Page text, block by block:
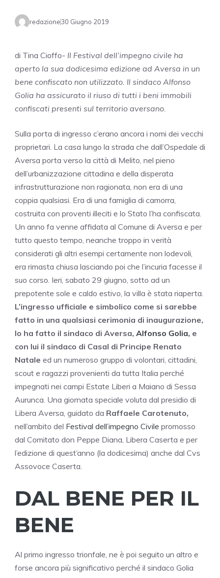
redazione30 Giugno 2019
di Tina Cioffo- Il Festival dell’impegno civile ha
aperto la sua dodicesima edizione ad Aversa in un
bene confiscato non utilizzato. Il sindaco Alfonso
Golia ha assicurato il riuso di tutti i beni immobili
confiscati presenti sul territorio aversano.
Sulla porta di ingresso c’erano ancora i nomi dei vecchi
proprietari. La casa lungo la strada che dall’Ospedale di
Aversa porta verso la città di Melito, nel pieno
dell’urbanizzazione cittadina e della disperata
infrastrutturazione non ragionata, non era di una
coppia qualsiasi. Era di una famiglia di camorra,
costruita con proventi illeciti e lo Stato l’ha confiscata.
Un anno fa venne affidata al Comune di Aversa e per
tutto questo tempo, neanche troppo in verità
considerati gli altri esempi certamente non lodevoli,
era rimasta chiusa lasciando poi che l’incuria facesse il
suo corso. Ieri, sabato 29 giugno, sotto ad un
prepotente sole e caldo estivo, la villa è stata riaperta.
L’ingresso ufficiale e simbolico come si sarebbe
fatto in una qualsiasi cerimonia di inaugurazione,
lo ha fatto il sindaco di Aversa, Alfonso Golia, e
con lui il sindaco di Casal di Principe Renato
Natale ed un numeroso gruppo di volontari, cittadini,
scout e ragazzi provenienti da tutta Italia perché
impegnati nei campi Estate Liberi a Maiano di Sessa
Aurunca. Una giornata speciale voluta dal presidio di
Libera Aversa, guidato da Raffaele Carotenuto,
nell’ambito del Festival dell’impegno Civile promosso
dal Comitato don Peppe Diana, Libera Caserta e per
l’edizione di quest’anno (la dodicesima) anche dal Cvs
Assovoce Caserta.
DAL BENE PER IL
BENE
Al primo ingresso trionfale, ne è poi seguito un altro e
forse ancora più significativo perché il sindaco Golia